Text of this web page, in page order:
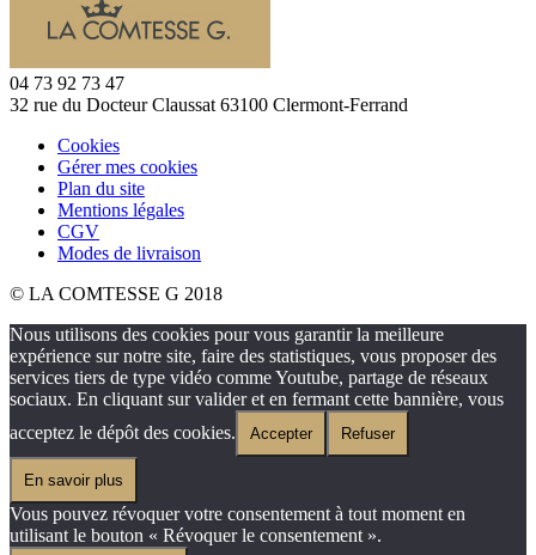
04 73 92 73 47
32 rue du Docteur Claussat 63100 Clermont-Ferrand
Cookies
Gérer mes cookies
Plan du site
Mentions légales
CGV
Modes de livraison
© LA COMTESSE G 2018
Nous utilisons des cookies pour vous garantir la meilleure
expérience sur notre site, faire des statistiques, vous proposer des
services tiers de type vidéo comme Youtube, partage de réseaux
sociaux. En cliquant sur valider et en fermant cette bannière, vous
acceptez le dépôt des cookies.
Accepter Refuser
En savoir plus
Vous pouvez révoquer votre consentement à tout moment en
utilisant le bouton « Révoquer le consentement ».